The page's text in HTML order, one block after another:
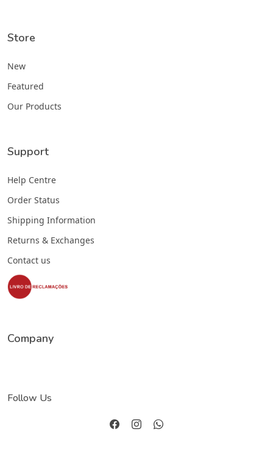
Store
New
Featured
Our Products
Support
Help Centre
Order Status
Shipping Information
Returns & Exchanges
Contact us
Company
Follow Us